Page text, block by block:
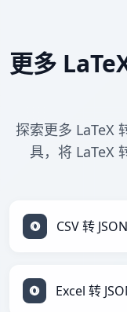
更多
探索更多 LaTeX
具，将 LaTeX